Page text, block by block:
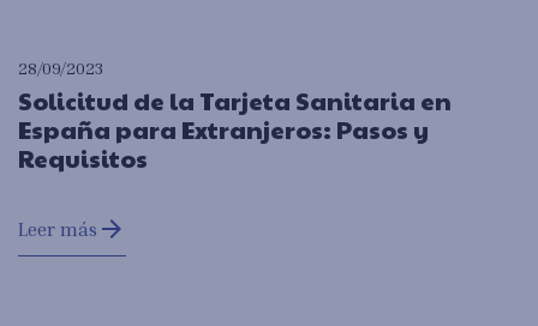
28/09/2023
Solicitud de la Tarjeta Sanitaria en
España para Extranjeros: Pasos y
Requisitos
Leer más arrow_forward